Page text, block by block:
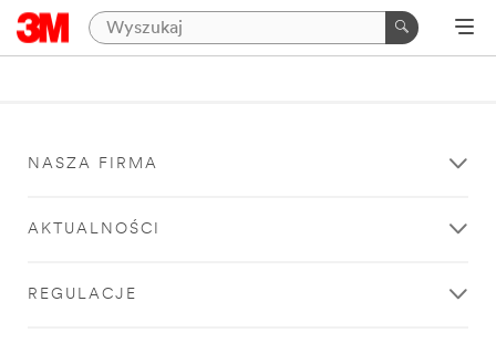
NASZA FIRMA
AKTUALNOŚCI
REGULACJE